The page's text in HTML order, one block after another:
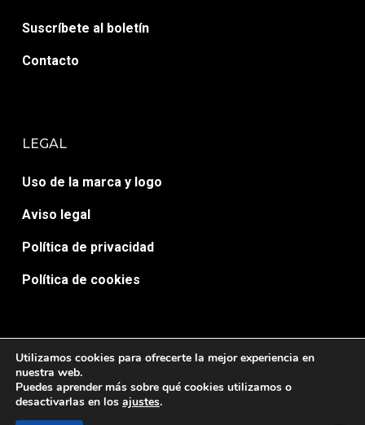
Suscríbete al boletín
Contacto
LEGAL
Uso de la marca y logo
Aviso legal
Política de privacidad
Política de cookies
© AULA 7 ACTIVA. Desarrollado porHopeMedia.es
Utilizamos cookies para ofrecerte la mejor experiencia en
nuestra web.
Puedes aprender más sobre qué cookies utilizamos o
desactivarlas en los ajustes.